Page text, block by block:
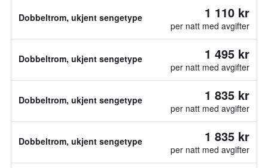
Dobbeltrom, ukjent sengetype 1 110 kr
per natt med avgifter
Dobbeltrom, ukjent sengetype 1 495 kr
per natt med avgifter
Dobbeltrom, ukjent sengetype 1 835 kr
per natt med avgifter
Dobbeltrom, ukjent sengetype 1 835 kr
per natt med avgifter